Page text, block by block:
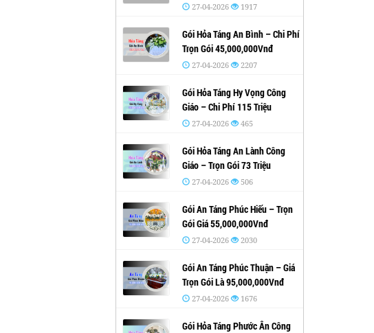
27-04-2026 1917
Gói Hỏa Táng An Bình – Chi Phí
Trọn Gói 45,000,000Vnđ
27-04-2026 2207
Gói Hỏa Táng Hy Vọng Công
Giáo – Chi Phí 115 Triệu
27-04-2026 465
Gói Hỏa Táng An Lành Công
Giáo – Trọn Gói 73 Triệu
27-04-2026 506
Gói An Táng Phúc Hiếu – Trọn
Gói Giá 55,000,000Vnđ
27-04-2026 2030
Gói An Táng Phúc Thuận – Giá
Trọn Gói Là 95,000,000Vnđ
27-04-2026 1676
Gói Hỏa Táng Phước Ân Công